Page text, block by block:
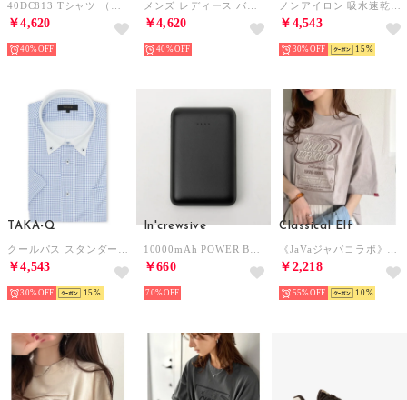
￥4,620
40%
￥4,620
40%
￥4,543
30% 15
TAKA-Q
￥4,543
30% 15
In'crewsive
￥660
70%
Classical Elf
￥2,218
55% 10